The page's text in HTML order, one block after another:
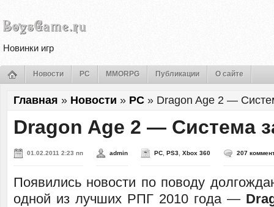
Новинки игр
Новости PC MMORPG Публикации О сайте
Главная » Новости » PC » Dragon Age 2 —
Dragon Age 2 — Система
01.02.2011 2:23 пп admin PC PS3 Xbox 360 207
Появились новости по поводу
одной из лучших РПГ 2010 года —